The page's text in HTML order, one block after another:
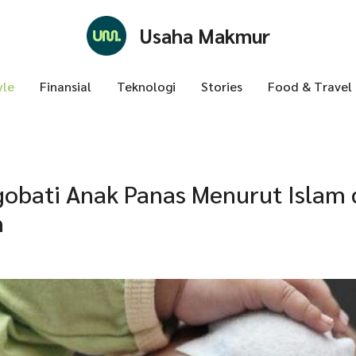
Usaha Makmur
Finansial Teknologi Stories Food & Travel
Anak Panas Menurut Islam